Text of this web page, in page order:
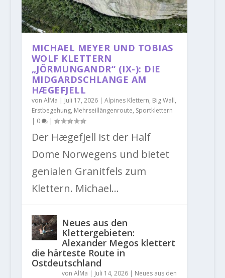
NEUES AUS DEN
KLETTERGEBIETEN: ALEXANDER
MEGOS KLE...
LARA NEUMEIER KOMPLETTIERT
MIT DER BEGEHUNG „...
JANJA GARNBRET KLETTERT
BIBLIOGRAPHIE (9B+)
ALEXANDER HUBER KLETTERT
„FEUERSALAMANDER...
MICHAELA KIERSCH KLETTERT
„DOLBY SURROUND...
MICHAEL MEYER UND TOBIAS
WOLF KLETTERN
„JÖRMUNGANDR“ (IX-): DIE
MIDGARDSCHLANGE AM
HÆGEFJELL
von AlMa | Juli 17, 2026| Alpines Klettern, Big Wall,
Erstbegehung, Mehrseillängenroute, Sportklettern
| 0 |
Der Hægefjell ist der Half
Dome Norwegens und bietet
genialen Granitfels zum
Klettern. Michael...
Neues aus den
Klettergebieten:
Alexander Megos klettert
die härteste Route in
Ostdeutschland
von AlMa | Juli 14, 2026| Neues aus den